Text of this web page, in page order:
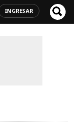
INGRESAR